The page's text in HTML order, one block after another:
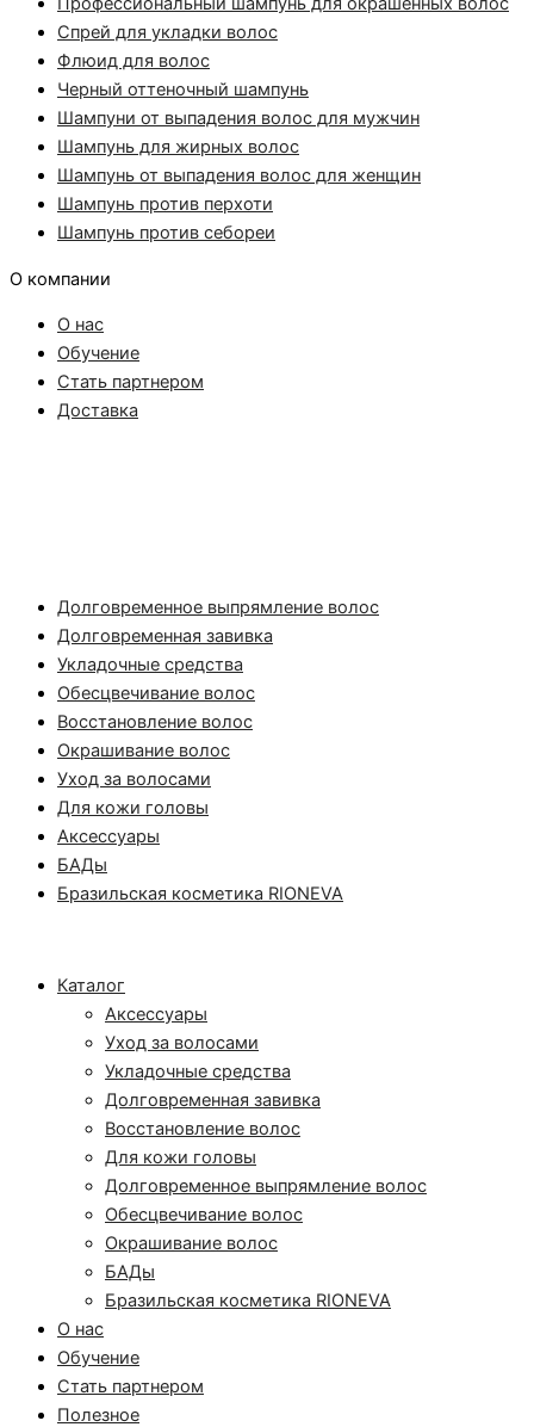
Спрей для укладки волос
Флюид для волос
Черный оттеночный шампунь
Шампуни от выпадения волос для мужчин
Шампунь для жирных волос
Шампунь от выпадения волос для женщин
Шампунь против перхоти
Шампунь против себореи
О компании
О нас
Обучение
Стать партнером
Доставка
Долговременное выпрямление волос
Долговременная завивка
Укладочные средства
Обесцвечивание волос
Восстановление волос
Окрашивание волос
Уход за волосами
Для кожи головы
Аксессуары
БАДы
Бразильская косметика RIONEVA
Каталог
Аксессуары
Уход за волосами
Укладочные средства
Долговременная завивка
Восстановление волос
Для кожи головы
Долговременное выпрямление волос
Обесцвечивание волос
Окрашивание волос
БАДы
Бразильская косметика RIONEVA
О нас
Обучение
Стать партнером
Полезное